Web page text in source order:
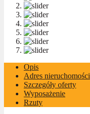
Opis
Adres nieruchomości
Szczegóły oferty
Wyposażenie
Rzuty